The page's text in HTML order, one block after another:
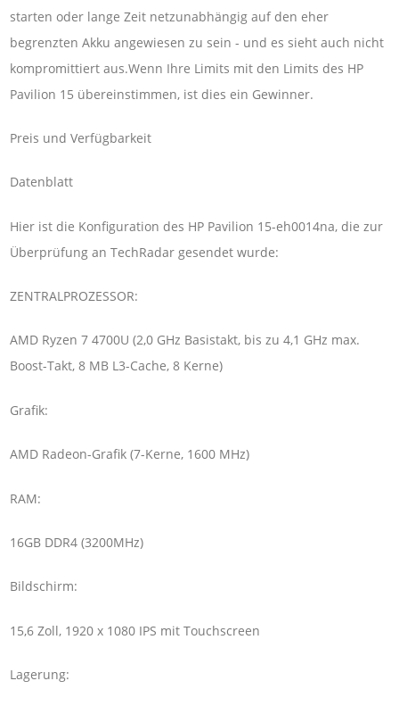
starten oder lange Zeit netzunabhängig auf den eher
begrenzten Akku angewiesen zu sein - und es sieht auch nicht
kompromittiert aus.Wenn Ihre Limits mit den Limits des HP
Pavilion 15 übereinstimmen, ist dies ein Gewinner.
Preis und Verfügbarkeit
Datenblatt
Hier ist die Konfiguration des HP Pavilion 15-eh0014na, die zur
Überprüfung an TechRadar gesendet wurde:
ZENTRALPROZESSOR:
AMD Ryzen 7 4700U (2,0 GHz Basistakt, bis zu 4,1 GHz max.
Boost-Takt, 8 MB L3-Cache, 8 Kerne)
Grafik:
AMD Radeon-Grafik (7-Kerne, 1600 MHz)
RAM:
16GB DDR4 (3200MHz)
Bildschirm:
15,6 Zoll, 1920 x 1080 IPS mit Touchscreen
Lagerung: